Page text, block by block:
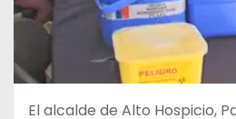
El alcalde de Alto Hospicio,